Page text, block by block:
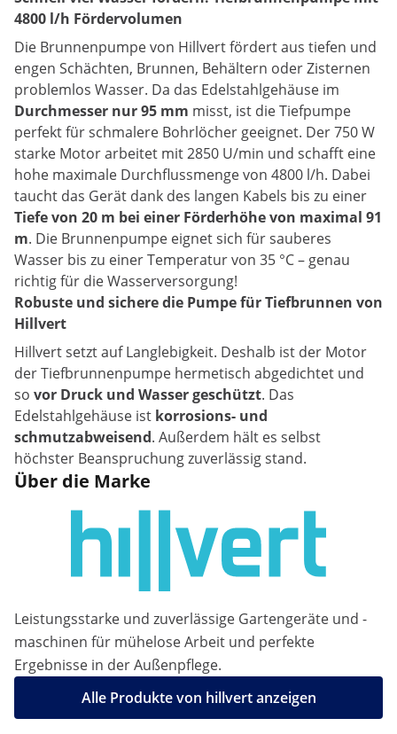
4800 l/h Fördervolumen
Die Brunnenpumpe von Hillvert fördert aus tiefen und
engen Schächten, Brunnen, Behältern oder Zisternen
problemlos Wasser. Da das Edelstahlgehäuse im
Durchmesser nur 95 mm misst, ist die Tiefpumpe
perfekt für schmalere Bohrlöcher geeignet. Der 750 W
starke Motor arbeitet mit 2850 U/min und schafft eine
hohe maximale Durchflussmenge von 4800 l/h. Dabei
taucht das Gerät dank des langen Kabels bis zu einer
Tiefe von 20 m bei einer Förderhöhe von maximal 91
m. Die Brunnenpumpe eignet sich für sauberes
Wasser bis zu einer Temperatur von 35 °C – genau
richtig für die Wasserversorgung!
Robuste und sichere die Pumpe für Tiefbrunnen von
Hillvert
Hillvert setzt auf Langlebigkeit. Deshalb ist der Motor
der Tiefbrunnenpumpe hermetisch abgedichtet und
so vor Druck und Wasser geschützt. Das
Edelstahlgehäuse ist korrosions- und
schmutzabweisend. Außerdem hält es selbst
höchster Beanspruchung zuverlässig stand.
Über die Marke
Leistungsstarke und zuverlässige Gartengeräte und -
maschinen für mühelose Arbeit und perfekte
Ergebnisse in der Außenpflege.
Alle Produkte von hillvert anzeigen